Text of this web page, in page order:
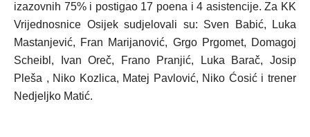
izazovnih 75% i postigao 17 poena i 4 asistencije. Za KK
Vrijednosnice Osijek sudjelovali su: Sven Babić, Luka
Mastanjević, Fran Marijanović, Grgo Prgomet, Domagoj
Scheibl, Ivan Oreč, Frano Pranjić, Luka Barač, Josip
Pleša , Niko Kozlica, Matej Pavlović, Niko Ćosić i trener
Nedjeljko Matić.